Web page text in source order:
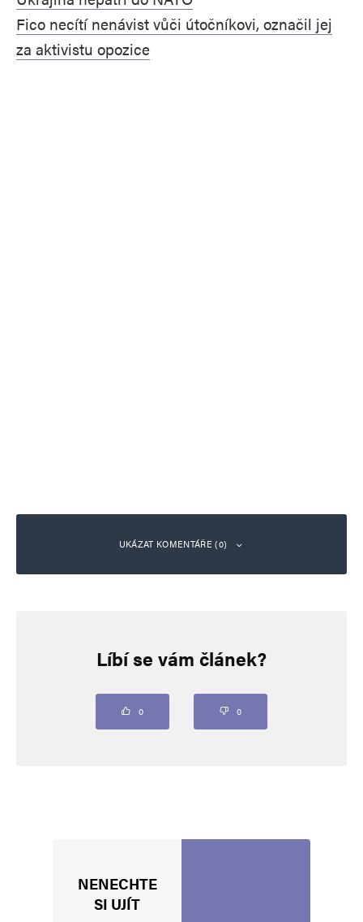
Fico necítí nenávist vůči útočníkovi, označil jej
za aktivistu opozice
UKÁZAT KOMENTÁŘE (0)
Vaše e-mailová adresa nebude zveřejněna. Vyžadované informace jsou
Líbí se vám článek?
0 0
NENECHTE
SI UJÍT